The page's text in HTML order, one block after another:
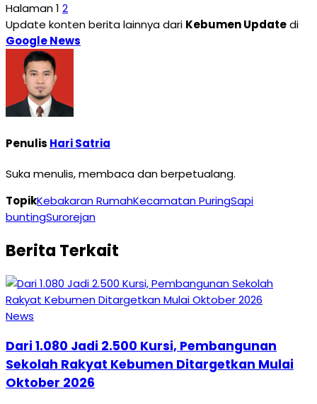
Halaman1 2
Update konten berita lainnya dari Kebumen Updatedi
Google News
Penulis Hari Satria
Suka menulis, membaca dan berpetualang.
TopikKebakaran RumahKecamatan PuringSapi
buntingSurorejan
Berita Terkait
News
Dari 1.080 Jadi 2.500 Kursi, Pembangunan
Sekolah Rakyat Kebumen Ditargetkan Mulai
Oktober 2026